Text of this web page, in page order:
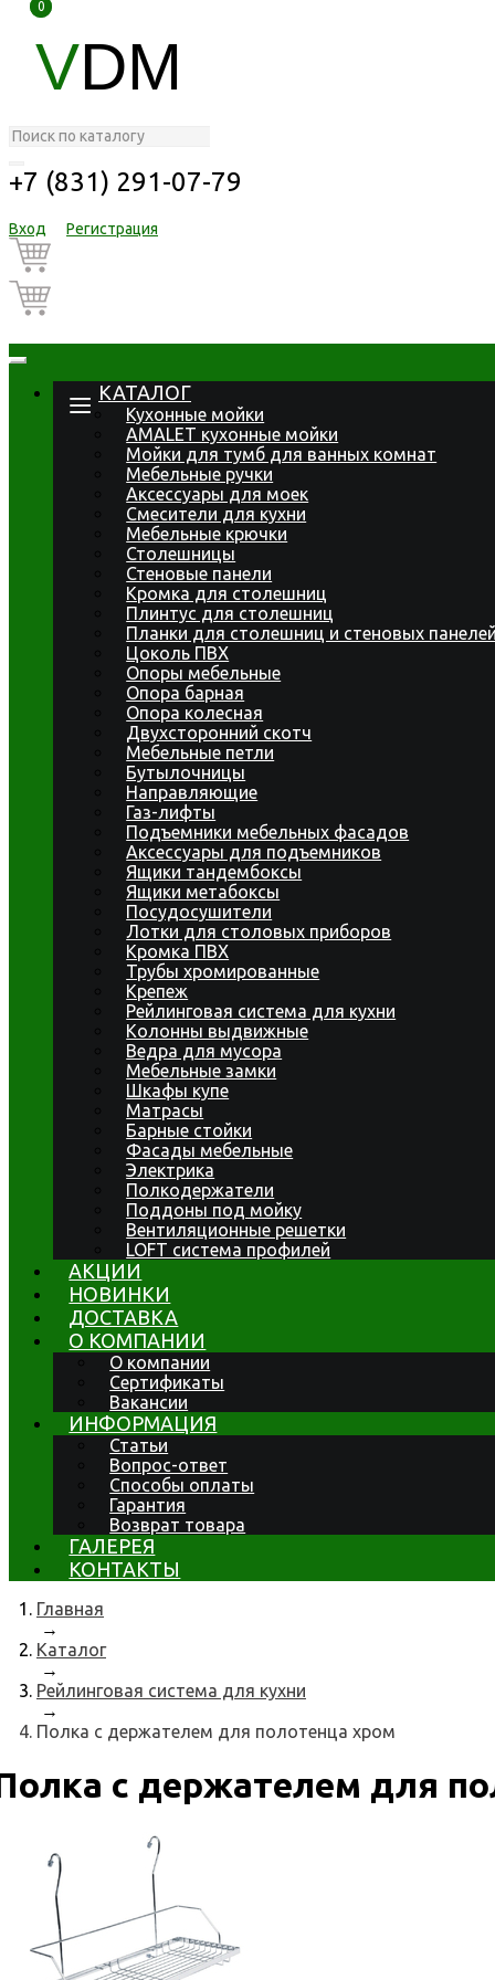
VDM
+7 (831) 291-07-79
Вход Регистрация
0
0
КАТАЛОГ
Кухонные мойки
AMALET кухонные мойки
Мойки для тумб для ванных комнат
Мебельные ручки
Аксессуары для моек
Смесители для кухни
Мебельные крючки
Столешницы
Стеновые панели
Кромка для столешниц
Плинтус для столешниц
Планки для столешниц и стеновых
Цоколь ПВХ
Опоры мебельные
Опора барная
Опора колесная
Двухсторонний скотч
Мебельные петли
Бутылочницы
Направляющие
Газ-лифты
Подъемники мебельных фасадов
Аксессуары для подъемников
Ящики тандембоксы
Ящики метабоксы
Посудосушители
Лотки для столовых приборов
Кромка ПВХ
Трубы хромированные
Крепеж
Рейлинговая система для кухни
Колонны выдвижные
Ведра для мусора
Мебельные замки
Шкафы купе
Матрасы
Барные стойки
Фасады мебельные
Электрика
Полкодержатели
Поддоны под мойку
Вентиляционные решетки
LOFT система профилей
АКЦИИ
НОВИНКИ
ДОСТАВКА
О КОМПАНИИ
О компании
Сертификаты
Вакансии
ИНФОРМАЦИЯ
Статьи
Вопрос-ответ
Способы оплаты
Гарантия
Возврат товара
ГАЛЕРЕЯ
КОНТАКТЫ
Главная
→
Каталог
→
Рейлинговая система для кухни
→
Полка с держателем для полотенца хром
с держателем для